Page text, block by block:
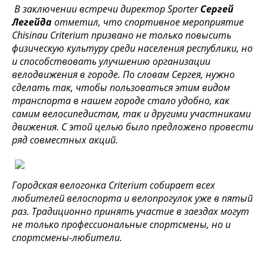
В заключении встречи директор SporterСергей
Легейдаотметил, что спортивное мероприятие
Chisinau Criterium призвано не только повысить
физическую культуру среди населения республики, но
и способствовать улучшению организации
велодвижения в городе. По словам Сергея, нужно
сделать так, чтобы пользоваться этим видом
транспорта в нашем городе стало удобно, как
самим велосипедистам, так и другими участниками
движения. С этой целью было предложено провести
ряд совместных акций.
Городская велогонка Criterium собирает всех
любителей велоспорта и велопрогулок уже в пятый
раз. Традиционно принять участие в заездах могут
не только профессиональные спортсмены, но и
спортсмены-любители.